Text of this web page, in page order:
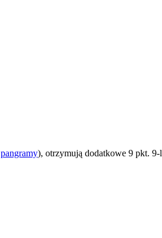
pangramy), otrzymują dodatkowe 9 pkt.